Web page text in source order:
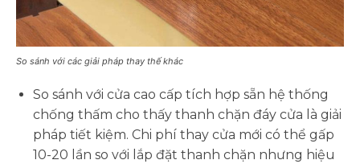
So sánh với các giải pháp thay thế khác
So sánh với cửa cao cấp tích hợp sẵn hệ thống
chống thấm cho thấy thanh chặn đáy cửa là giải
pháp tiết kiệm. Chi phí thay cửa mới có thể gấp
10-20 lần so với lắp đặt thanh chặn nhưng hiệu